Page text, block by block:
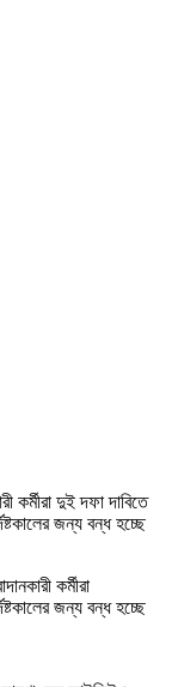
দুই দফা দাবিতে
জন্য বন্ধ হচ্ছে
কর্মীরা
জন্য বন্ধ হচ্ছে